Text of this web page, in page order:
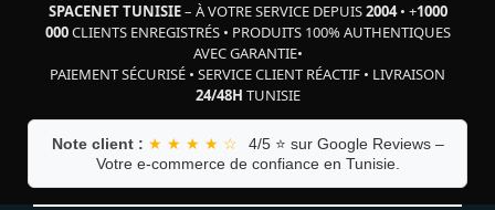
SPACENET TUNISIE– À VOTRE SERVICE DEPUIS2004• +1000
000CLIENTS ENREGISTRÉS• PRODUITS 100% AUTHENTIQUES
AVEC GARANTIE•
PAIEMENT SÉCURISÉ • SERVICE CLIENT RÉACTIF • LIVRAISON
24/48H TUNISIE
Note client : ★ ★ ★ ★ ☆
4/5 ⭐ sur Google Reviews –
Votre e-commerce de confiance en Tunisie.